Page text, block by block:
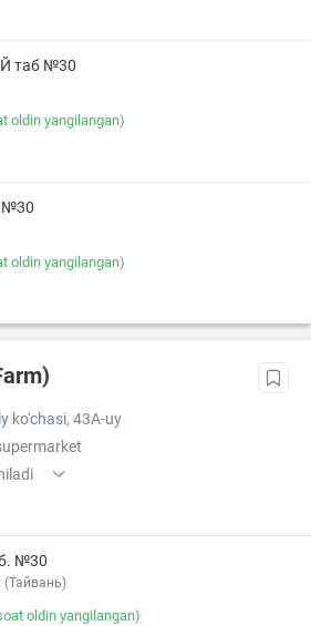
таб №30
oldin yangilangan)
№30
oldin yangilangan)
ko'chasi, 43A-uy
№30
(Тайвань)
oldin yangilangan)